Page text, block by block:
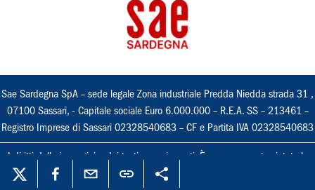
Sae Sardegna SpA – sede legale Zona industriale Predda Niedda strada 31 ,
07100 Sassari, - Capitale sociale Euro 6.000.000 – R.E.A. SS – 213461 –
Registro Imprese di Sassari 02328540683 – CF e Partita IVA 02328540683
I diritti delle immagini e dei testi sono riservati. È espressamente vietata la
loro riproduzione con qualsiasi mezzo e l'adattamento totale o parziale.